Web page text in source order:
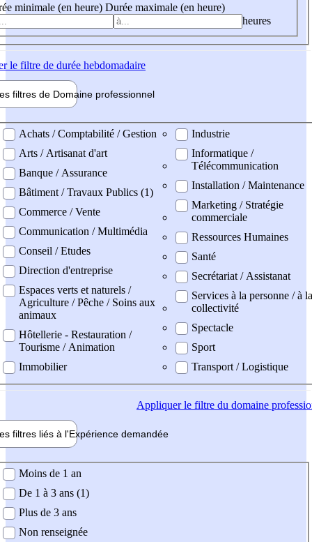
minimale (en heure) Durée maximale (en heure)
heures
le filtre de durée hebdomadaire
filtres de Domaine professionnel
professionel
Achats / Comptabilité / Gestion
Arts / Artisanat d'art
Banque / Assurance
Bâtiment / Travaux Publics (1)
Commerce / Vente
Communication / Multimédia
Conseil / Etudes
Direction d'entreprise
Espaces verts et naturels /
Agriculture / Pêche / Soins aux
animaux
Hôtellerie - Restauration /
Tourisme / Animation
Immobilier
Industrie
Informatique /
Télécommunication
Installation / Maintenance
Marketing / Stratégie
commerciale
Ressources Humaines
Santé
Secrétariat / Assistanat
Services à la personne / à la
collectivité
Spectacle
Sport
Transport / Logistique
Appliquerle filtre du domaine
filtres liés à l'Expérience demandée
demandée
Moins de 1 an
De 1 à 3 ans (1)
Plus de 3 ans
Non renseignée